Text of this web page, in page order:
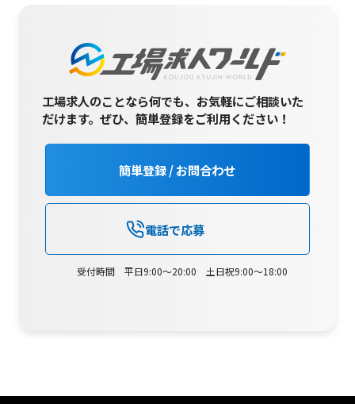
工場求人のことなら何でも、お気軽にご相談いた
だけます。ぜひ、簡単登録をご利用ください！
簡単登録 / お問合わせ
電話で応募
受付時間 平日9:00～20:00 土日祝9:00～18:00